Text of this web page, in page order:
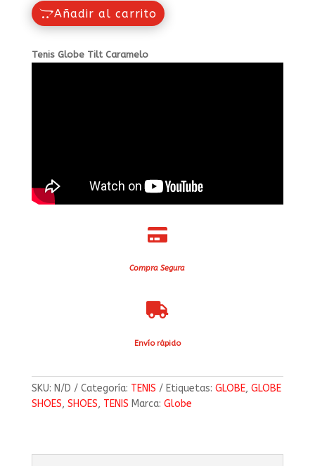
Añadir al carrito
Tenis Globe Tilt Caramelo

Compra Segura

Envío rápido
SKU: N/D Categoría: TENIS Etiquetas: GLOBE, GLOBE
SHOES, SHOES, TENIS Marca: Globe